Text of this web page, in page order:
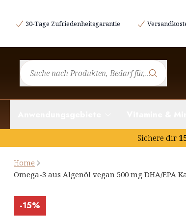
30-Tage Zufriedenheitsgarantie
Sichere dir
Home
Omega-3 aus Algenöl vegan 500 mg DHA/EPA
-15%